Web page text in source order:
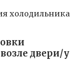
холодильника
двери/у